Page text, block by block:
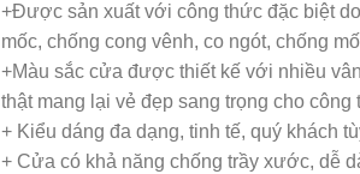
+Được sản xuất với công thức đặc biệt
mốc, chống cong vênh, co ngót, chống
+Màu sắc cửa được thiết kế với nhiều
thật mang lại vẻ đẹp sang trọng cho công
+ Kiểu dáng đa dạng, tinh tế, quý khách
+ Cửa có khả năng chống trầy xước, dễ